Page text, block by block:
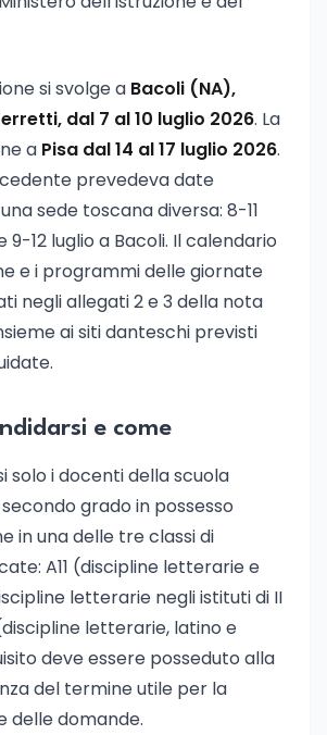
si svolge a Bacoli (NA),
dal 7 al 10 luglio 2026. La
a Pisa dal 14 al 17 luglio 2026.
prevedeva date
sede toscana diversa: 8-11
9-12 luglio a Bacoli. Il calendario
e i programmi delle giornate
negli allegati 2 e 3 della nota
ai siti danteschi previsti
e come
solo i docenti della scuola
grado in possesso
in una delle tre classi di
A11 (discipline letterarie e
letterarie negli istituti di II
letterarie, latino e
deve essere posseduto alla
del termine utile per la
delle domande.